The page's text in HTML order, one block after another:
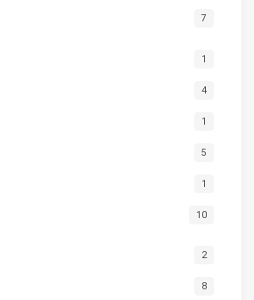
7
1
4
1
5
1
10
2
8